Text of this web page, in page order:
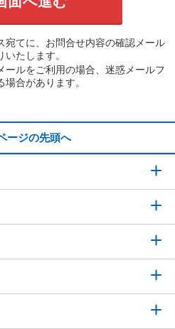
てに、お問合せ内容の確認メール
いたします。
ルをご利用の場合、迷惑メールフ
場合があります。
ージの先頭へ